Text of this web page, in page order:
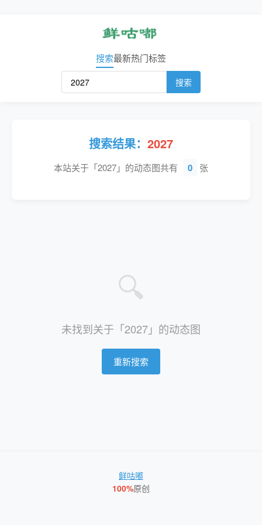
搜索最新热门标签
搜索
搜索结果： 2027
本站关于「2027」的动态图共有 0 张
🔍
未找到关于「2027」的动态图
重新搜索
鲜咕嘟
100%原创